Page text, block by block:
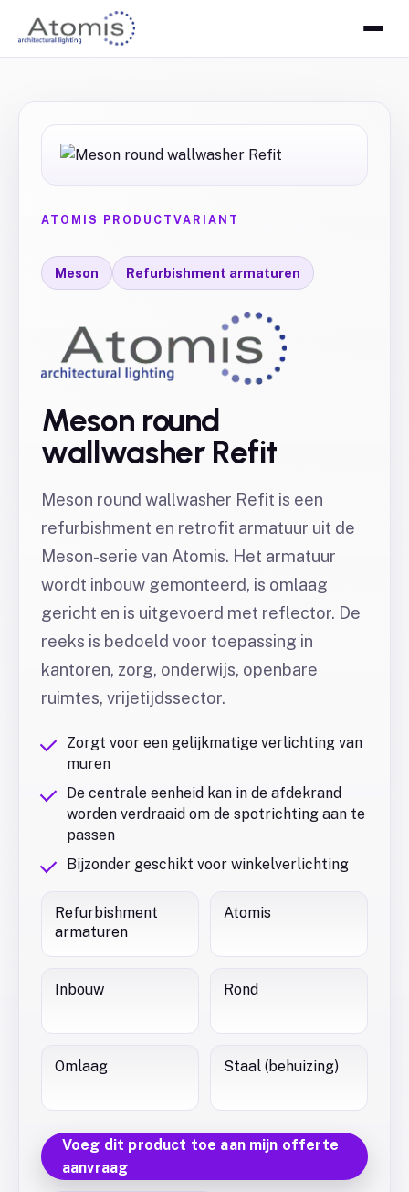
ATOMIS PRODUCTVARIANT
Meson Refurbishment armaturen
Meson round
wallwasher Refit
Meson round wallwasher Refit is een
refurbishment en retrofit armatuur uit de
Meson-serie van Atomis. Het armatuur
wordt inbouw gemonteerd, is omlaag
gericht en is uitgevoerd met reflector. De
reeks is bedoeld voor toepassing in
kantoren, zorg, onderwijs, openbare
ruimtes, vrijetijdssector.
Zorgt voor een gelijkmatige verlichting van
muren
De centrale eenheid kan in de afdekrand
worden verdraaid om de spotrichting aan te
passen
Bijzonder geschikt voor winkelverlichting
Refurbishment
armaturen
Atomis
Inbouw Rond
Omlaag Staal (behuizing)
Voeg dit product toe aan mijn offerte
aanvraag